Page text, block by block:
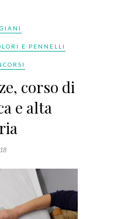
E PENNELLI
corso di
e alta